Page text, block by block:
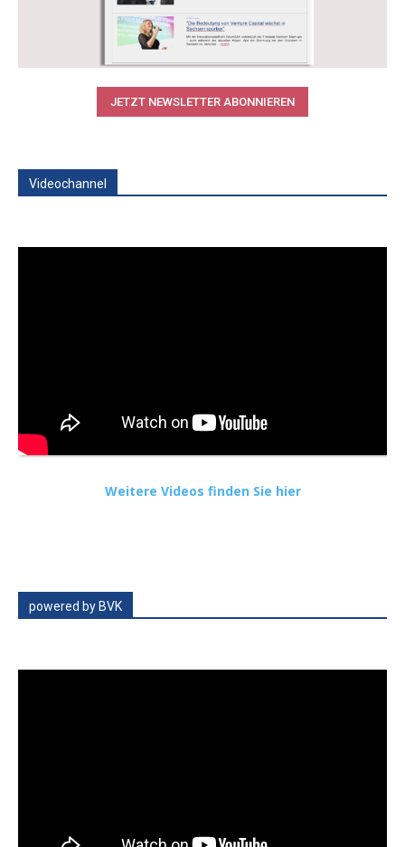
JETZT NEWSLETTER ABONNIEREN
Videochannel
Weitere Videos finden Sie hier
powered by BVK